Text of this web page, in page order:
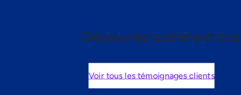
Découvrez comment
Voir tous les témoignages clients